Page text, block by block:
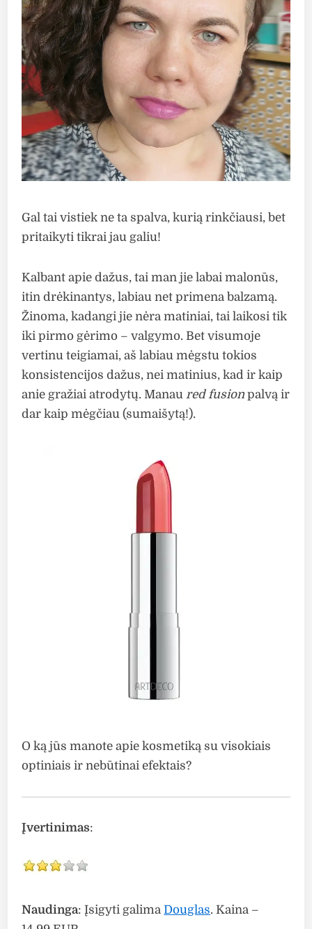
Gal tai vistiek ne ta spalva, kurią rinkčiausi, bet
pritaikyti tikrai jau galiu!
Kalbant apie dažus, tai man jie labai malonūs,
itin drėkinantys, labiau net primena balzamą.
Žinoma, kadangi jie nėra matiniai, tai laikosi tik
iki pirmo gėrimo – valgymo. Bet visumoje
vertinu teigiamai, aš labiau mėgstu tokios
konsistencijos dažus, nei matinius, kad ir kaip
anie gražiai atrodytų. Manaured fusion palvą ir
dar kaip mėgčiau (sumaišytą!).
O ką jūs manote apie kosmetiką su visokiais
optiniais ir nebūtinai efektais?
Įvertinimas:
Naudinga: Įsigyti galimaDouglas. Kaina –